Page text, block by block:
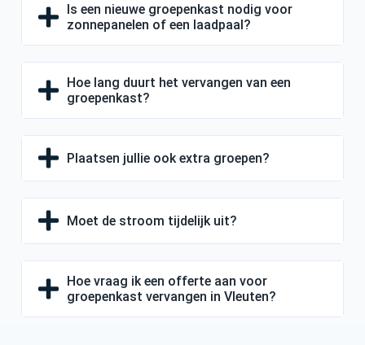
Is een nieuwe groepenkast nodig voor
zonnepanelen of een laadpaal?
Hoe lang duurt het vervangen van een
groepenkast?
Plaatsen jullie ook extra groepen?
Moet de stroom tijdelijk uit?
Hoe vraag ik een offerte aan voor
groepenkast vervangen in Vleuten?